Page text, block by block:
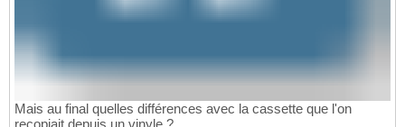
Mais au final quelles différences avec la cassette que l'on
recopiait depuis un vinyle ?